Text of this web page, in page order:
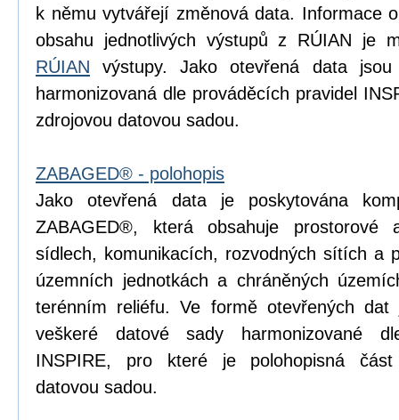
k němu vytvářejí změnová data. Informace
obsahu jednotlivých výstupů z RÚIAN je
RÚIAN výstupy. Jako otevřená data
harmonizovaná dle prováděcích pravidel
zdrojovou datovou sadou.
ZABAGED® - polohopis
Jako otevřená data je poskytována
ZABAGED®, která obsahuje
sídlech, komunikacích, rozvodných sítích a
územních jednotkách a chráněných
terénním reliéfu. Ve formě otevřených
veškeré datové sady harmonizované
INSPIRE, pro které je polohopisná část
datovou sadou.